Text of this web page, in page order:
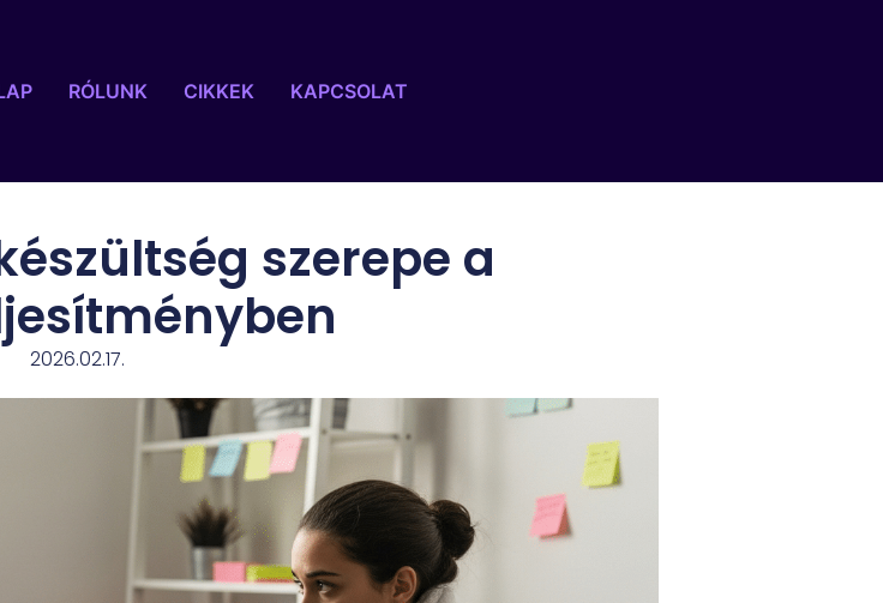
RÓLUNK CIKKEK KAPCSOLAT
szerepe a
2026.02.17.